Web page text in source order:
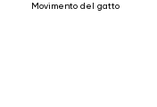
Movimento del gatto